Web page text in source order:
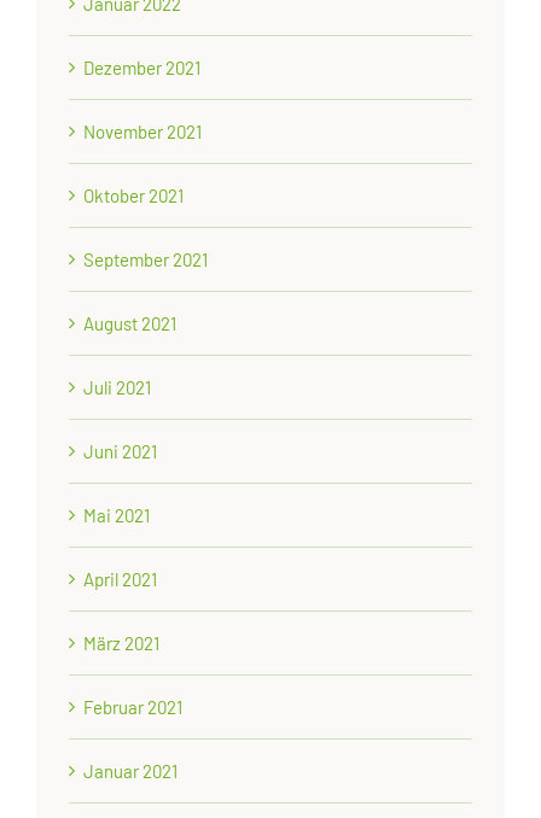
Dezember 2021
November 2021
Oktober 2021
September 2021
August 2021
Juli 2021
Juni 2021
Mai 2021
April 2021
März 2021
Februar 2021
Januar 2021